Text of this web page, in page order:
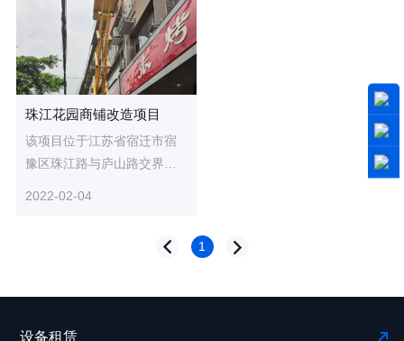
珠江花园商铺改造项目
该项目位于江苏省宿迁市宿
豫区珠江路与庐山路交界
2022-02-04
1
设备租赁